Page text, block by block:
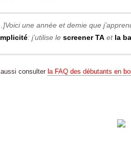
une année et demie que
: j’utilise le screener TA et la
consulter la FAQ des débutants en